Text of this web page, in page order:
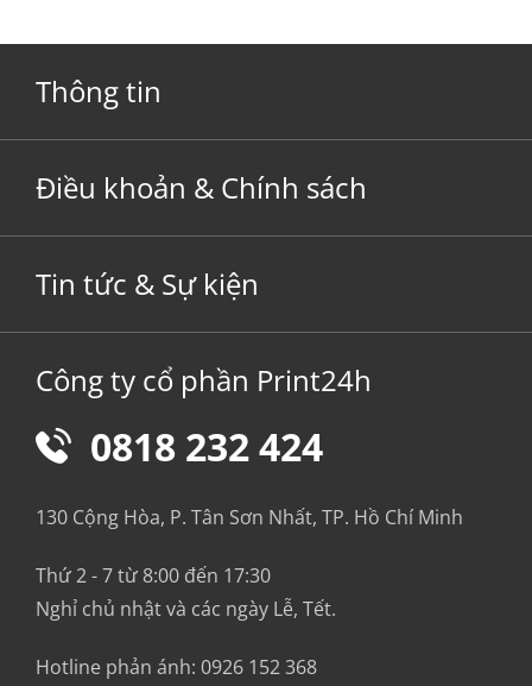
Thông tin
Điều khoản & Chính sách
Tin tức & Sự kiện
Công ty cổ phần Print24h
0818 232 424
130 Cộng Hòa, P. Tân Sơn Nhất, TP. Hồ Chí Minh
Thứ 2 - 7 từ 8:00 đến 17:30
Nghỉ chủ nhật và các ngày Lễ, Tết.
Hotline phản ánh: 0926 152 368